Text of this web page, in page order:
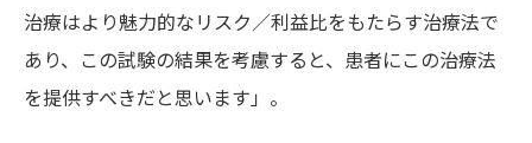
治療はより魅力的なリスク／利益比をもたらす治療法で
あり、この試験の結果を考慮すると、患者にこの治療法
を提供すべきだと思います」。